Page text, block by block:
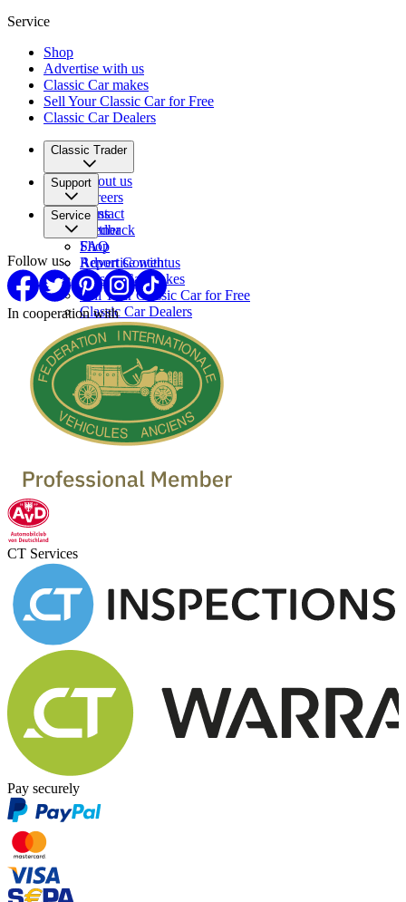
Service
Shop
Advertise with us
Classic Car makes
Sell Your Classic Car for Free
Classic Car Dealers
Classic Trader
About us
Careers
Press
Partner
Support
Contact
Feedback
FAQ
Report Content
Service
Shop
Advertise with us
Classic Car makes
Sell Your Classic Car for Free
Classic Car Dealers
Follow us
In cooperation with
CT Services
Pay securely